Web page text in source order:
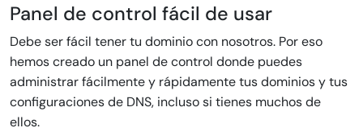
Panel de control fácil de usar
Debe ser fácil tener tu dominio con nosotros. Por eso
hemos creado un panel de control donde puedes
administrar fácilmente y rápidamente tus dominios y tus
configuraciones de DNS, incluso si tienes muchos de
ellos.